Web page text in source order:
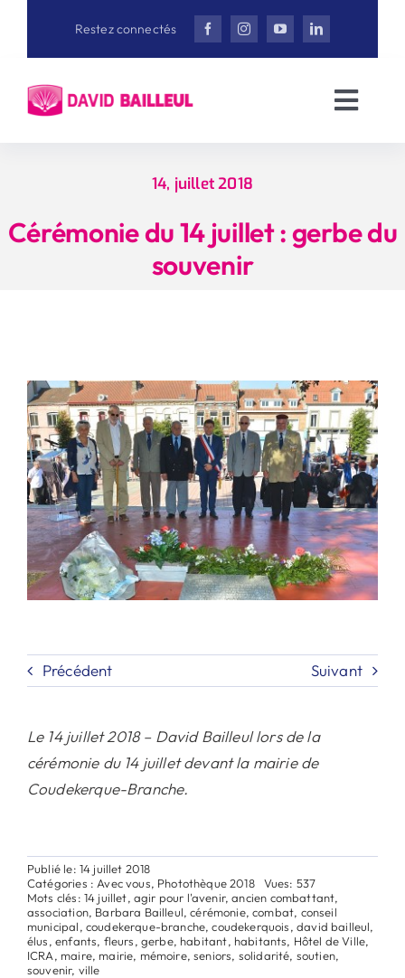
Restez connectés
Vidéothèque
Contact
Rechercher:
14, juillet 2018
Cérémonie du 14 juillet : gerbe du
souvenir
Précédent Suivant
Le 14 juillet 2018 – David Bailleul lors de la
cérémonie du 14 juillet devant la mairie de
Coudekerque-Branche.
Publié le: 14 juillet 2018
Catégories : Avec vous, Photothèque 2018
Vues: 537
Mots clés: 14 juillet, agir pour l'avenir,ancien combattant,
association, Barbara Bailleul,cérémonie,combat, conseil
municipal, coudekerque-branche,coudekerquois, david bailleul,
élus,enfants, fleurs, gerbe, habitant, habitants, Hôtel de Ville,
ICRA, maire, mairie, mémoire,seniors, solidarité, soutien,
souvenir, ville